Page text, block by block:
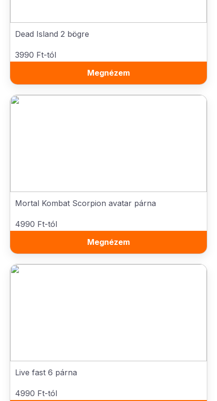
Dead Island 2 bögre
3990 Ft-tól
Megnézem
Mortal Kombat Scorpion avatar párna
4990 Ft-tól
Megnézem
Live fast 6 párna
4990 Ft-tól